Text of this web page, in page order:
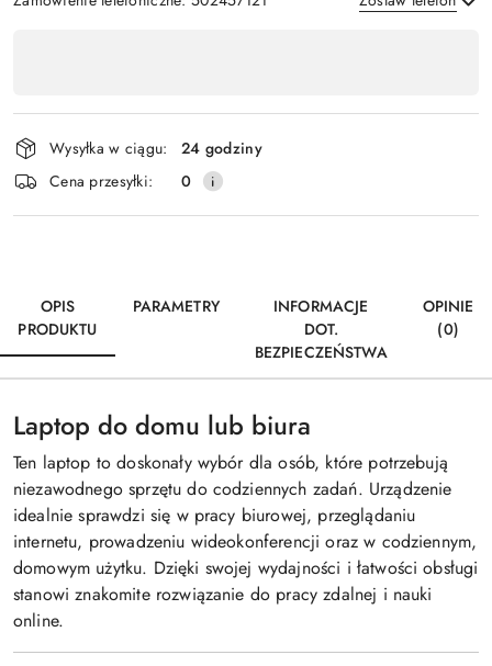
płatność
i
dostawa
Wysyłka w ciągu:
24 godziny
Cena przesyłki:
0
OPIS
PRODUKTU
PARAMETRY
INFORMACJE
DOT.
BEZPIECZEŃSTWA
OPINIE
(0)
Laptop do domu lub biura
Ten laptop to doskonały wybór dla osób, które potrzebują
niezawodnego sprzętu do codziennych zadań. Urządzenie
idealnie sprawdzi się w pracy biurowej, przeglądaniu
internetu, prowadzeniu wideokonferencji oraz w codziennym,
domowym użytku. Dzięki swojej wydajności i łatwości obsługi
stanowi znakomite rozwiązanie do pracy zdalnej i nauki
online.